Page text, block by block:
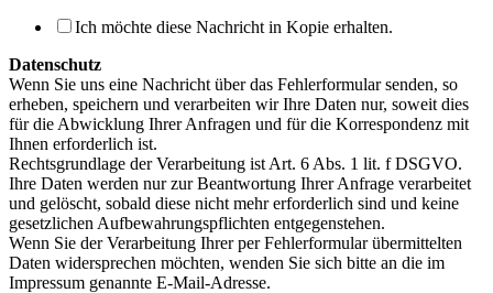
Ich möchte diese Nachricht in Kopie erhalten.
Datenschutz
Wenn Sie uns eine Nachricht über das Fehlerformular senden, so
erheben, speichern und verarbeiten wir Ihre Daten nur, soweit dies
für die Abwicklung Ihrer Anfragen und für die Korrespondenz mit
Ihnen erforderlich ist.
Rechtsgrundlage der Verarbeitung ist Art. 6 Abs. 1 lit. f DSGVO.
Ihre Daten werden nur zur Beantwortung Ihrer Anfrage verarbeitet
und gelöscht, sobald diese nicht mehr erforderlich sind und keine
gesetzlichen Aufbewahrungspflichten entgegenstehen.
Wenn Sie der Verarbeitung Ihrer per Fehlerformular übermittelten
Daten widersprechen möchten, wenden Sie sich bitte an die im
Impressum genannte E-Mail-Adresse.